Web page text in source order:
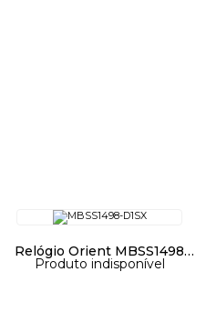
Relógio Orient MBSS1498
D1SX
Produto indisponível